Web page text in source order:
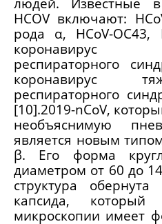
HCOV включают:
рода α, HCoV-OC43,
коронавирус
респираторного
коронавирус
респираторного
[10].2019-nCoV,
необъяснимую
является новым
β. Его форма
диаметром от 60 до
структура
капсида, который
микроскопии имеет